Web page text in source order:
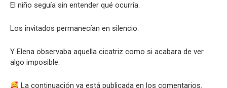
El niño seguía sin entender qué ocurría.
Los invitados permanecían en silencio.
Y Elena observaba aquella cicatriz como si acabara de ver
algo imposible.
La continuación ya está publicada en los comentarios.